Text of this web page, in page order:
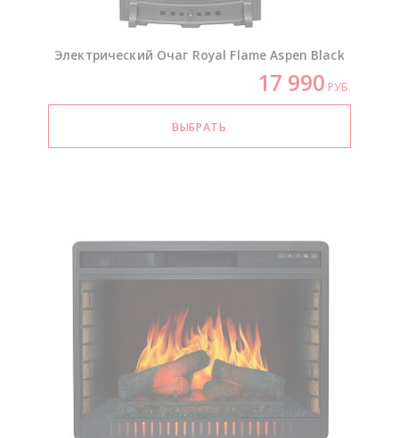
Электрический Очаг Royal Flame Aspen Black
17 990 РУБ.